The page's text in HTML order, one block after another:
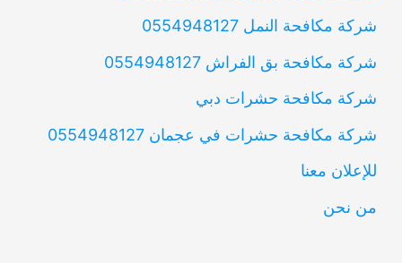
شركة مكافحة النمل 0554948127
شركة مكافحة بق الفراش 0554948127
شركة مكافحة حشرات دبي
شركة مكافحة حشرات في عجمان 0554948127
للإعلان معنا
من نحن